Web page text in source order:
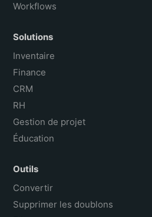
Workflows
Solutions
Inventaire
Finance
CRM
RH
Gestion de projet
Éducation
Outils
Convertir
Supprimer les doublons